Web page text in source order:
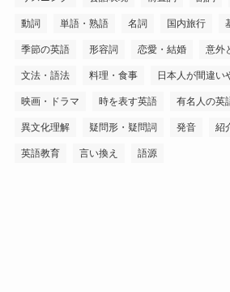
動詞 単語・熟語 名詞 国内旅行
季節の英語 形容詞 恋愛・結婚 意外
文法・語法 料理・食事 日本人が間違い
映画・ドラマ 時を表す英語 有名人の英
異文化理解 疑問形・疑問詞 発音 紹
英語教育 言い換え 語源